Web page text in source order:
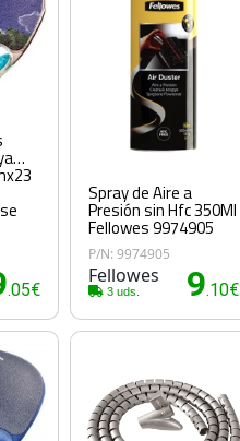
.05€
Spray de Aire a
Presión sin Hfc 350Ml
Fellowes 9974905
P/N: 9974905
Fellowes
3 uds. 9.10€